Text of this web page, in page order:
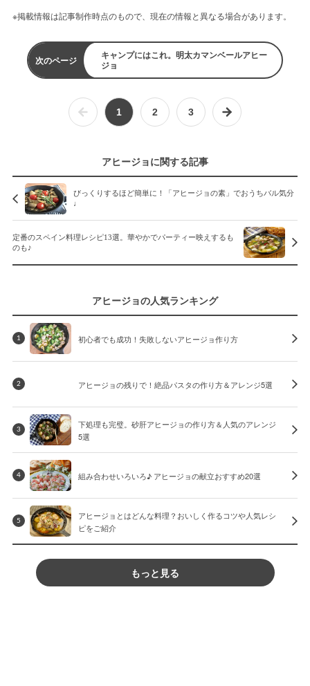
※掲載情報は記事制作時点のもので、現在の情報と異なる場合があります。
次のページ
キャンプにはこれ。明太カマンベールアヒー
ジョ
1 2 3
アヒージョに関する記事
びっくりするほど簡単に！「アヒージョの素」でおうちバル気分
♩
定番のスペイン料理レシピ13選。華やかでパーティー映えするも
のも♪
アヒージョの人気ランキング
1 初心者でも成功！失敗しないアヒージョ作り方
2 アヒージョの残りで！絶品パスタの作り方＆アレンジ5選
3
下処理も完璧。砂肝アヒージョの作り方＆人気のアレンジ
5選
4 組み合わせいろいろ♪ アヒージョの献立おすすめ20選
5
アヒージョとはどんな料理？おいしく作るコツや人気レシ
ピをご紹介
もっと見る